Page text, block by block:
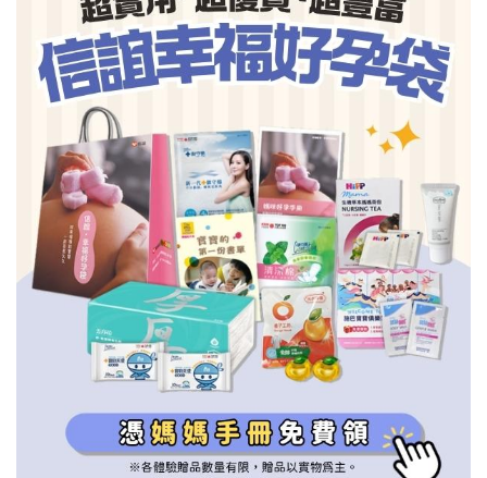
信誼基金會
2022信誼年度報告
2023信誼年度報告
附設幼兒園
小袋鼠幼師網